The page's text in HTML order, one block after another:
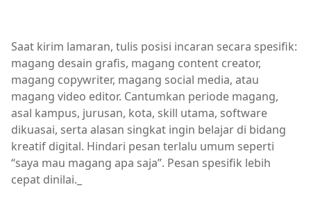
Saat kirim lamaran, tulis posisi incaran secara spesifik:
magang desain grafis, magang content creator,
magang copywriter, magang social media, atau
magang video editor. Cantumkan periode magang,
asal kampus, jurusan, kota, skill utama, software
dikuasai, serta alasan singkat ingin belajar di bidang
kreatif digital. Hindari pesan terlalu umum seperti
“saya mau magang apa saja”. Pesan spesifik lebih
cepat dinilai._